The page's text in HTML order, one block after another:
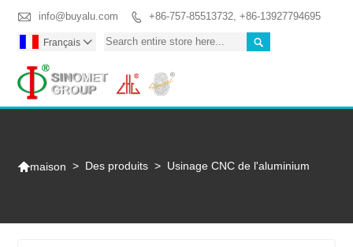
 info@buyalu.com  +86-757-85513732, +86-13927794695

Français 
maison > Des produits > Usinage CNC de l'aluminium